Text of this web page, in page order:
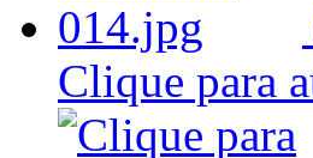
Clique para